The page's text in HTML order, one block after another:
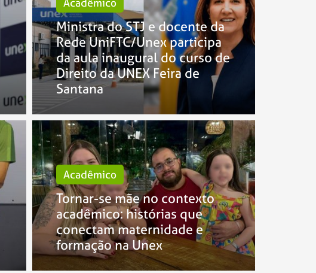
Ministra do STJ e docente da
Rede UniFTC/Unex participa
da aula inaugural do curso de
Direito da UNEX Feira de
Santana
Acadêmico
Tornar-se mãe no contexto
acadêmico: histórias que
conectam maternidade e
formação na Unex